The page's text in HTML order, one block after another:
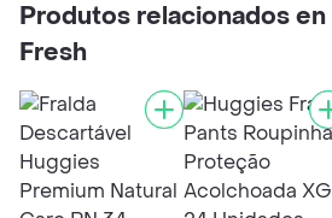
Produtos relacionados
Fresh